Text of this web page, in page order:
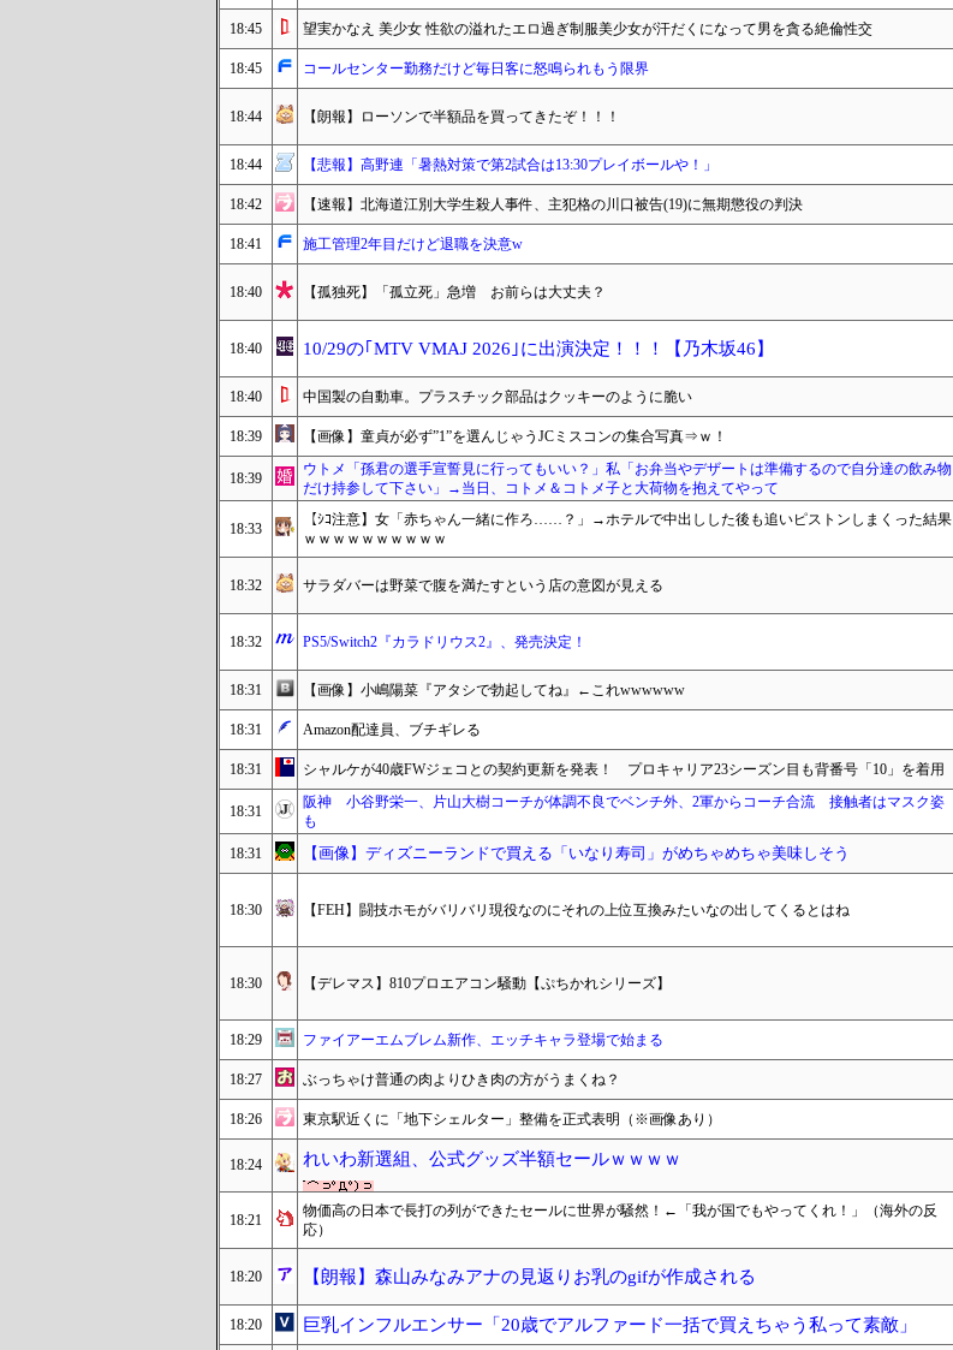
18:45 望実かなえ 美少女 性欲の溢れたエロ過ぎ制服美少女が汗だくになって男を貪る絶倫性交
18:45 コールセンター勤務だけど毎日客に怒鳴られもう限界
18:44 【朗報】ローソンで半額品を買ってきたぞ！！！
18:44 【悲報】高野連「暑熱対策で第2試合は13:30プレイボールや！」
18:42 【速報】北海道江別大学生殺人事件、主犯格の川口被告(19)に無期懲役の判決
18:41 施工管理2年目だけど退職を決意w
18:40 【孤独死】「孤立死」急増 お前らは大丈夫？
18:40 10/29の｢MTV VMAJ 2026｣に出演決定！！！【乃木坂46】
18:40 中国製の自動車。プラスチック部品はクッキーのように脆い
18:39 【画像】童貞が必ず”1”を選んじゃうJCミスコンの集合写真⇒ｗ！
18:39
ウトメ「孫君の選手宣誓見に行ってもいい？」私「お弁当やデザートは準備するので自分達の飲み物
だけ持参して下さい」→当日、コトメ＆コトメ子と大荷物を抱えてやって
18:33
【ｼｺ注意】女「赤ちゃん一緒に作ろ……？」→ホテルで中出しした後も追いピストンしまくった結果
ｗｗｗｗｗｗｗｗｗｗ
18:32 サラダバーは野菜で腹を満たすという店の意図が見える
18:32 PS5/Switch2『カラドリウス2』、発売決定！
18:31 【画像】小嶋陽菜『アタシで勃起してね』←これwwwwww
18:31 Amazon配達員、ブチギレる
18:31 シャルケが40歳FWジェコとの契約更新を発表！ プロキャリア23シーズン目も背番号「10」を着用
18:31
阪神 小谷野栄一、片山大樹コーチが体調不良でベンチ外、2軍からコーチ合流 接触者はマスク姿
も
18:31 【画像】ディズニーランドで買える「いなり寿司」がめちゃめちゃ美味しそう
18:30 【FEH】闘技ホモがバリバリ現役なのにそれの上位互換みたいなの出してくるとはね
18:30 【デレマス】810プロエアコン騒動【ぷちかれシリーズ】
18:29 ファイアーエムブレム新作、エッチキャラ登場で始まる
18:27 ぶっちゃけ普通の肉よりひき肉の方がうまくね？
18:26 東京駅近くに「地下シェルター」整備を正式表明（※画像あり）
18:24 れいわ新選組、公式グッズ半額セールｗｗｗｗ
18:21
物価高の日本で長打の列ができたセールに世界が騒然！←「我が国でもやってくれ！」（海外の反
応）
18:20 【朗報】森山みなみアナの見返りお乳のgifが作成される
18:20 巨乳インフルエンサー「20歳でアルファード一括で買えちゃう私って素敵」